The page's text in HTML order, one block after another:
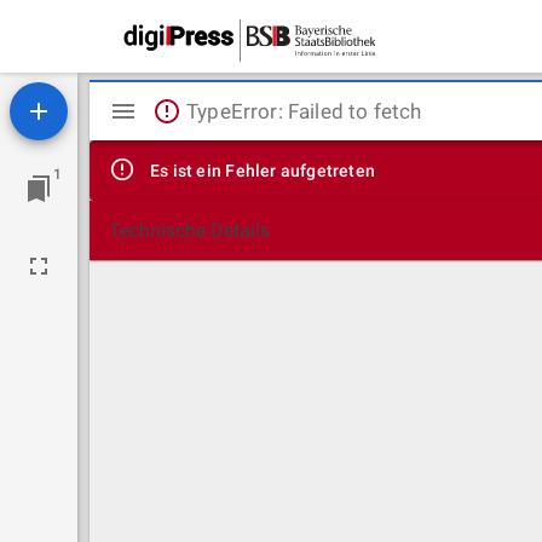
1
Mirador
Viewer
TypeError: Failed to fetch
Es ist ein Fehler aufgetreten
Technische Details